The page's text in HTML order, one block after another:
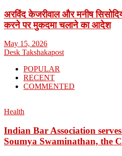
अरविंद केजरीवाल और मनीष
करने पर मुकदमा चलाने का आदेश
May 15, 2026
Desk Takshakapost
POPULAR
RECENT
COMMENTED
Health
Indian Bar Association
Soumya Swaminathan, the